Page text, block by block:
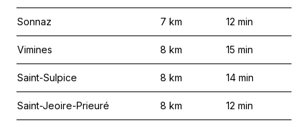
Sonnaz 7 km 12 min
Vimines 8 km 15 min
Saint-Sulpice 8 km 14 min
Saint-Jeoire-Prieuré 8 km 12 min